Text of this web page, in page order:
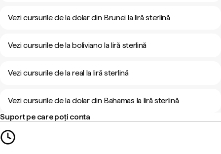
Vezi cursurile de la dolar din Brunei la liră sterlină
Vezi cursurile de la boliviano la liră sterlină
Vezi cursurile de la real la liră sterlină
Vezi cursurile de la dolar din Bahamas la liră sterlină
Suport pe care poți conta